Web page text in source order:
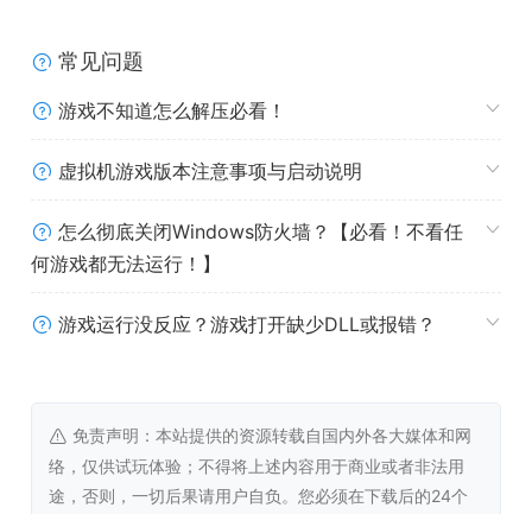
踏、躲避、滑行、鞭打和抓取！还可以尝试三种机制不同的
黏液！用套索捕捉各种奇异的外星生物，放进你家园附近的
笼子里！
四大星球等你探索
和生物。扫描一切，记录一切，完成各种实验提升科研等
星际收集狂
常见问题
游戏不知道怎么解压必看！
虚拟机游戏版本注意事项与启动说明
怎么彻底关闭Windows防火墙？【必看！不看任
何游戏都无法运行！】
游戏运行没反应？游戏打开缺少DLL或报错？
免责声明：本站提供的资源转载自国内外各大媒体和网
络，仅供试玩体验；不得将上述内容用于商业或者非法用
途，否则，一切后果请用户自负。您必须在下载后的24个